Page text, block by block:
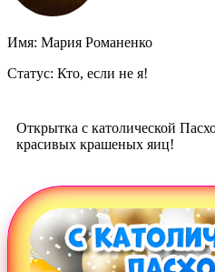
Имя: Мария Романенко
Статус: Кто, если не я!
Открытка с католической
красивых крашеных яиц!
Загрузка картинки...